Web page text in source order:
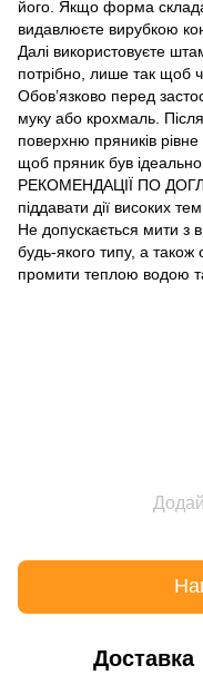
його. Якщо форма
видавлюєте вирубкою
Далі використовуєте
потрібно, лише так щоб
Обов’язково перед
муку або крохмаль.
поверхню пряників
щоб пряник був ідеально
РЕКОМЕНДАЦІЇ ПО
піддавати дії високих
Не допускається мити з
будь-якого типу, а
промити теплою водою
Доставка